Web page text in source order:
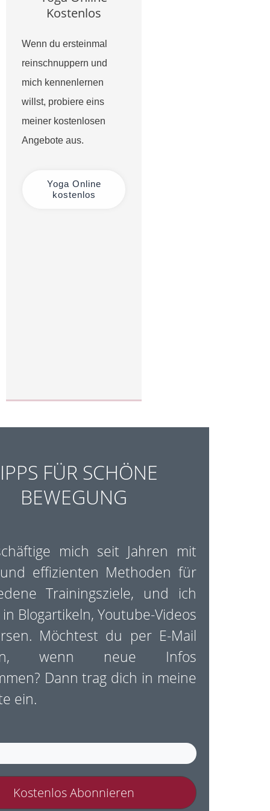
Kostenlos
Wenn du ersteinmal
reinschnuppern und
mich kennenlernen
willst, probiere eins
meiner kostenlosen
Angebote aus.
Yoga Online
kostenlos
FÜR SCHÖNE
BEWEGUNG
mich seit Jahren mit
effizienten Methoden für
Trainingsziele, und ich
Blogartikeln, Youtube-Videos
Möchtest du per E-Mail
wenn neue Infos
Dann trag dich in meine
ein.
Kostenlos Abonnieren